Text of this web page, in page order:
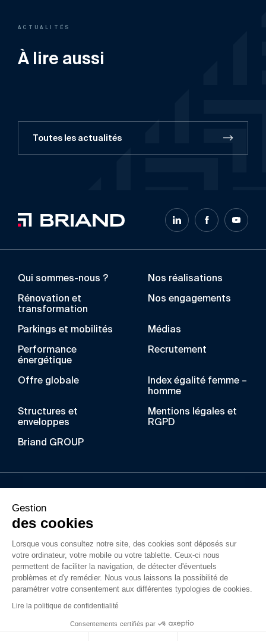
ACTUALITÉS
À lire aussi
Toutes les actualités
Au fil des années, BRIAND a acquis un savoir-faire
unique dans les métiers de la construction
bâtiment et du gros-œuvre. Ses filiales
interviennent dans la construction d’ouvrages
simples ou complexes en France pour tous types
de projets privé ou public.
Qui sommes-nous ? Nos réalisations
Rénovation et
transformation
Nos engagements
Parkings et mobilités Médias
Performance
énergétique
Recrutement
Offre globale
Index égalité femme –
homme
Structures et
enveloppes
Mentions légales et
RGPD
Briand GROUP
Gestion
des cookies
Lorsque vous consultez notre site, des cookies sont déposés sur
votre ordinateur, votre mobile ou votre tablette. Ceux-ci nous
permettent de faciliter la navigation, de détecter d'éventuels
problèmes et d'y remédier. Nous vous laissons la possibilité de
paramétrer votre consentement aux différentes typologies de cookies.
Lire la politique de confidentialité
Consentements certifiés par